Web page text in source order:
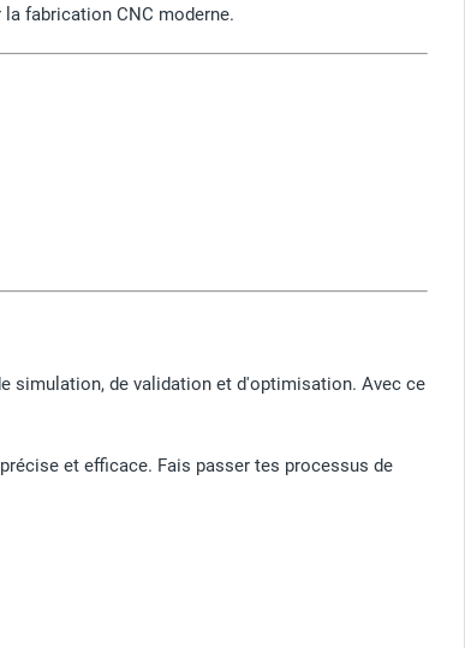
fabrication CNC moderne.
simulation, de validation et d'optimisation. Avec ce
et efficace. Fais passer tes processus de